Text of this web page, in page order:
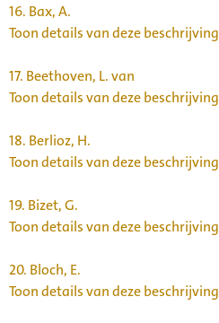
16. Bax, A.
Toon details van deze beschrijving
17. Beethoven, L. van
Toon details van deze beschrijving
18. Berlioz, H.
Toon details van deze beschrijving
19. Bizet, G.
Toon details van deze beschrijving
20. Bloch, E.
Toon details van deze beschrijving